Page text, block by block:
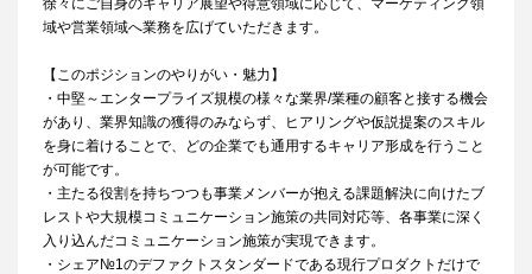
徐々にご自身のキャリア展望や得意領域に応じて、マーケティング領
域や営業領域へ業務を広げていただきます。
【このポジションのやりがい・魅力】
・中堅～エンタープライズ規模の様々な業界/業種の顧客と接する機会
があり、業界知識の獲得のみならず、ヒアリングや仮説提案のスキル
を身に着けることで、どの企業でも通用するキャリア形成を行うこと
が可能です。
・主たる役割を持ちつつも事業メンバーが抱える課題解決に向けたブ
レストや大規模コミュニケーション施策の共同対応等、各事業に深く
入り込んだコミュニケーション施策が実現できます。
・シェア№1のデファクトスタンダードである現行プロダクトだけで